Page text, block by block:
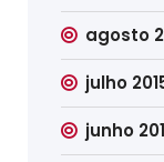
agosto
julho
junho